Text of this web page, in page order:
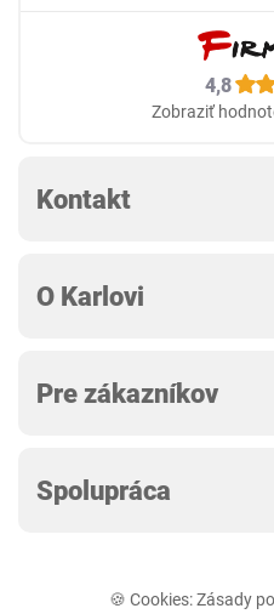
4,8
Zobraziť
Kontakt
O Karlovi
Pre zákazníkov
Spolupráca
🍪 Cookies:Zásady